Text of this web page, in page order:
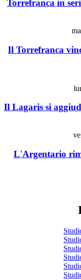
Torrefranca in
Il Torrefranca
Il Lagaris si
L'Argentario